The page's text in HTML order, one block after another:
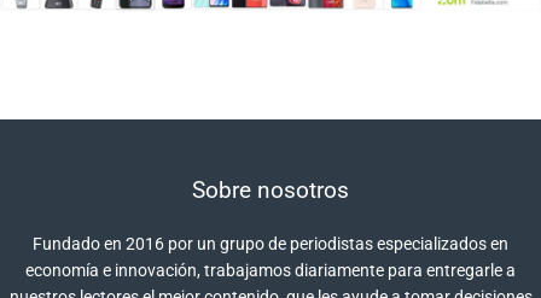
Sobre nosotros
Fundado en 2016 por un grupo de periodistas especializados en
economía e innovación, trabajamos diariamente para entregarle a